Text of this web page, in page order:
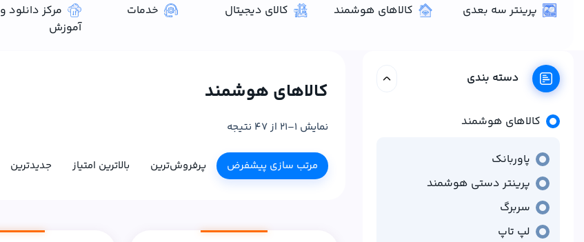
پرینتر سه بعدی کالاهای هوشمند کالای دیجیتال خدمات
مرکز دانلود و
آموزش
دسته بندی
کالاهای هوشمند
پاوربانک
پرینتر دستی هوشمند
سربرگ
لپ‌ تاپ
کالاهای هوشمند
نمایش 1–21 از 47 نتیجه
مرتب سازی پیشفرض پرفروش‌ترین بالاترین امتیاز جدیدترین